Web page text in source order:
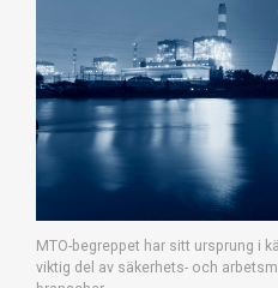
MTO-begreppet har sitt ursprung i
viktig del av säkerhets- och